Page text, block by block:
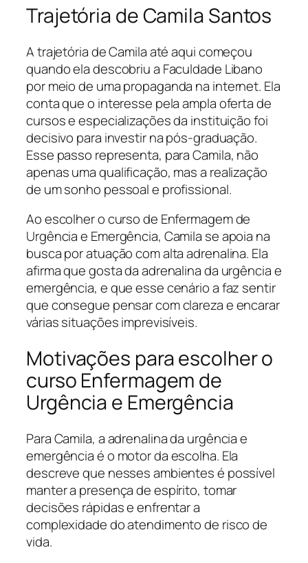
Trajetória de Camila Santos
A trajetória de Camila até aqui começou
quando ela descobriu a Faculdade Libano
por meio de uma propaganda na internet. Ela
conta que o interesse pela ampla oferta de
cursos e especializações da instituição foi
decisivo para investir na pós-graduação.
Esse passo representa, para Camila, não
apenas uma qualificação, mas a realização
de um sonho pessoal e profissional.
Ao escolher o curso de Enfermagem de
Urgência e Emergência, Camila se apoia na
busca por atuação com alta adrenalina. Ela
afirma que gosta da adrenalina da urgência e
emergência, e que esse cenário a faz sentir
que consegue pensar com clareza e encarar
várias situações imprevisíveis.
Motivações para escolher o
curso Enfermagem de
Urgência e Emergência
Para Camila, a adrenalina da urgência e
emergência é o motor da escolha. Ela
descreve que nesses ambientes é possível
manter a presença de espírito, tomar
decisões rápidas e enfrentar a
complexidade do atendimento de risco de
vida.